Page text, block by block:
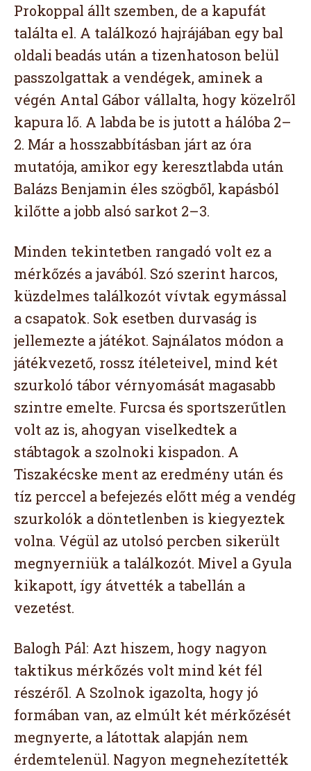
Prokoppal állt szemben, de a kapufát
találta el. A találkozó hajrájában egy bal
oldali beadás után a tizenhatoson belül
passzolgattak a vendégek, aminek a
végén Antal Gábor vállalta, hogy közelről
kapura lő. A labda be is jutott a hálóba 2–
2. Már a hosszabbításban járt az óra
mutatója, amikor egy keresztlabda után
Balázs Benjamin éles szögből, kapásból
kilőtte a jobb alsó sarkot 2–3.
Minden tekintetben rangadó volt ez a
mérkőzés a javából. Szó szerint harcos,
küzdelmes találkozót vívtak egymással
a csapatok. Sok esetben durvaság is
jellemezte a játékot. Sajnálatos módon a
játékvezető, rossz ítéleteivel, mind két
szurkoló tábor vérnyomását magasabb
szintre emelte. Furcsa és sportszerűtlen
volt az is, ahogyan viselkedtek a
stábtagok a szolnoki kispadon. A
Tiszakécske ment az eredmény után és
tíz perccel a befejezés előtt még a vendég
szurkolók a döntetlenben is kiegyeztek
volna. Végül az utolsó percben sikerült
megnyerniük a találkozót. Mivel a Gyula
kikapott, így átvették a tabellán a
vezetést.
Balogh Pál: Azt hiszem, hogy nagyon
taktikus mérkőzés volt mind két fél
részéről. A Szolnok igazolta, hogy jó
formában van, az elmúlt két mérkőzését
megnyerte, a látottak alapján nem
érdemtelenül. Nagyon megnehezítették